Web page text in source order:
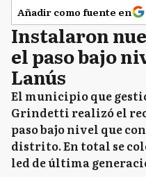
Añadir como fuente en
Instalaron
el paso bajo
Lanús
El municipio que
Grindetti realizó el
paso bajo nivel que
distrito. En total se
led de última